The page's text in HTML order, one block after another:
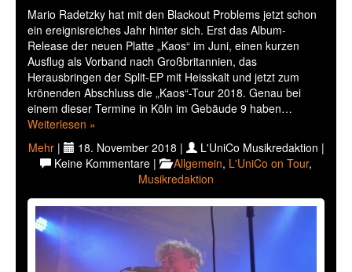
Mario Radetzky hat mit den Blackout Problems jetzt schon
ein ereignisreiches Jahr hinter sich. Erst das Album-
Release der neuen Platte „Kaos“ im Juni, einen kurzen
Ausflug als Vorband nach Großbritannien, das
Herausbringen der Split-EP mit Heisskalt und jetzt zum
krönenden Abschluss die „Kaos“-Tour 2018. Genau bei
einem dieser Termine in Köln im Gebäude 9 haben…
Weiterlesen »
Mehr| 18. November 2018 |
L'UniCo Musikredaktion |
Keine Kommentare |
Allgemein, L'UniCo on Tour,
Musikredaktion